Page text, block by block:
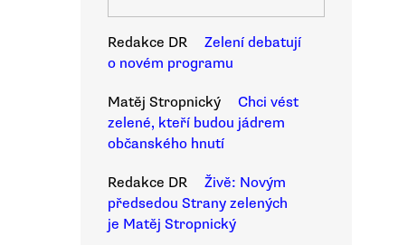
Redakce DR
Zelení debatují
o novém programu
Matěj Stropnický
Chci vést
zelené, kteří budou jádrem
občanského hnutí
Redakce DR
Živě: Novým
předsedou Strany zelených
je Matěj Stropnický